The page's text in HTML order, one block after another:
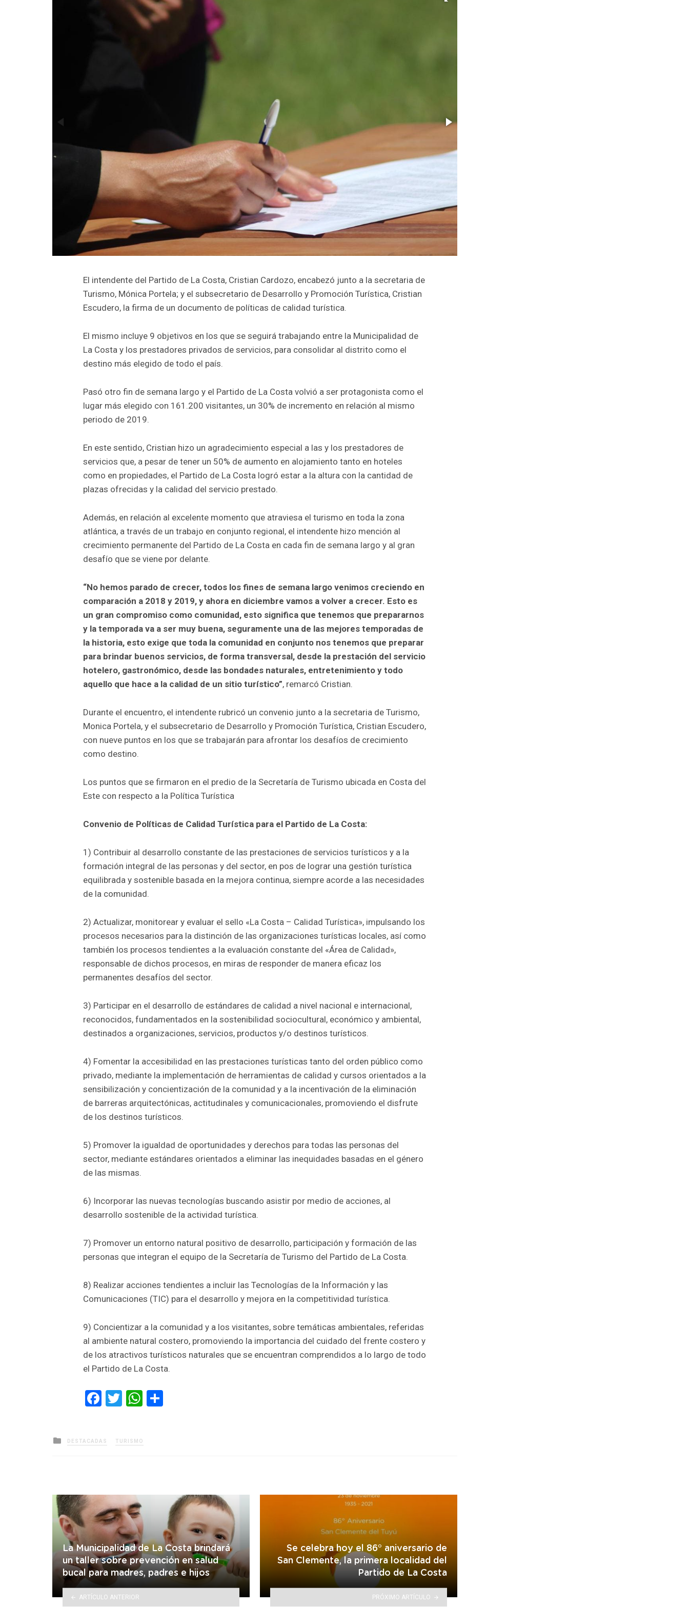
El intendente del Partido de La Costa, Cristian Cardozo, encabezó junto a la secretaria de
Turismo, Mónica Portela; y el subsecretario de Desarrollo y Promoción Turística, Cristian
Escudero, la firma de un documento de políticas de calidad turística.
El mismo incluye 9 objetivos en los que se seguirá trabajando entre la Municipalidad de
La Costa y los prestadores privados de servicios, para consolidar al distrito como el
destino más elegido de todo el país.
Pasó otro fin de semana largo y el Partido de La Costa volvió a ser protagonista como el
lugar más elegido con 161.200 visitantes, un 30% de incremento en relación al mismo
periodo de 2019.
En este sentido, Cristian hizo un agradecimiento especial a las y los prestadores de
servicios que, a pesar de tener un 50% de aumento en alojamiento tanto en hoteles
como en propiedades, el Partido de La Costa logró estar a la altura con la cantidad de
plazas ofrecidas y la calidad del servicio prestado.
Además, en relación al excelente momento que atraviesa el turismo en toda la zona
atlántica, a través de un trabajo en conjunto regional, el intendente hizo mención al
crecimiento permanente del Partido de La Costa en cada fin de semana largo y al gran
desafío que se viene por delante.
“No hemos parado de crecer, todos los fines de semana largo venimos creciendo en
comparación a 2018 y 2019, y ahora en diciembre vamos a volver a crecer. Esto es
un gran compromiso como comunidad, esto significa que tenemos que prepararnos
y la temporada va a ser muy buena, seguramente una de las mejores temporadas de
la historia, esto exige que toda la comunidad en conjunto nos tenemos que preparar
para brindar buenos servicios, de forma transversal, desde la prestación del servicio
hotelero, gastronómico, desde las bondades naturales, entretenimiento y todo
aquello que hace a la calidad de un sitio turístico”, remarcó Cristian.
Durante el encuentro, el intendente rubricó un convenio junto a la secretaria de Turismo,
Monica Portela, y el subsecretario de Desarrollo y Promoción Turística, Cristian Escudero,
con nueve puntos en los que se trabajarán para afrontar los desafíos de crecimiento
como destino.
Los puntos que se firmaron en el predio de la Secretaría de Turismo ubicada en Costa del
Este con respecto a la Política Turística
Convenio de Políticas de Calidad Turística para el Partido de La Costa:
1) Contribuir al desarrollo constante de las prestaciones de servicios turísticos y a la
formación integral de las personas y del sector, en pos de lograr una gestión turística
equilibrada y sostenible basada en la mejora continua, siempre acorde a las necesidades
de la comunidad.
2) Actualizar, monitorear y evaluar el sello «La Costa – Calidad Turística», impulsando los
procesos necesarios para la distinción de las organizaciones turísticas locales, así como
también los procesos tendientes a la evaluación constante del «Área de Calidad»,
responsable de dichos procesos, en miras de responder de manera eficaz los
permanentes desafíos del sector.
3) Participar en el desarrollo de estándares de calidad a nivel nacional e internacional,
reconocidos, fundamentados en la sostenibilidad sociocultural, económico y ambiental,
destinados a organizaciones, servicios, productos y/o destinos turísticos.
4) Fomentar la accesibilidad en las prestaciones turísticas tanto del orden público como
privado, mediante la implementación de herramientas de calidad y cursos orientados a la
sensibilización y concientización de la comunidad y a la incentivación de la eliminación
de barreras arquitectónicas, actitudinales y comunicacionales, promoviendo el disfrute
de los destinos turísticos.
5) Promover la igualdad de oportunidades y derechos para todas las personas del
sector, mediante estándares orientados a eliminar las inequidades basadas en el género
de las mismas.
6) Incorporar las nuevas tecnologías buscando asistir por medio de acciones, al
desarrollo sostenible de la actividad turística.
7) Promover un entorno natural positivo de desarrollo, participación y formación de las
personas que integran el equipo de la Secretaría de Turismo del Partido de La Costa.
8) Realizar acciones tendientes a incluir las Tecnologías de la Información y las
Comunicaciones (TIC) para el desarrollo y mejora en la competitividad turística.
9) Concientizar a la comunidad y a los visitantes, sobre temáticas ambientales, referidas
al ambiente natural costero, promoviendo la importancia del cuidado del frente costero y
de los atractivos turísticos naturales que se encuentran comprendidos a lo largo de todo
el Partido de La Costa.
Facebook
TwitterWhatsApp
Posted
in
DESTACADAS TURISMO
La Municipalidad de La Costa brindará
un taller sobre prevención en salud
bucal para madres, padres e hijos
ARTÍCULO ANTERIOR
Se celebra hoy el 86° aniversario de
San Clemente, la primera localidad del
Partido de La Costa
PRÓXIMO ARTÍCULO